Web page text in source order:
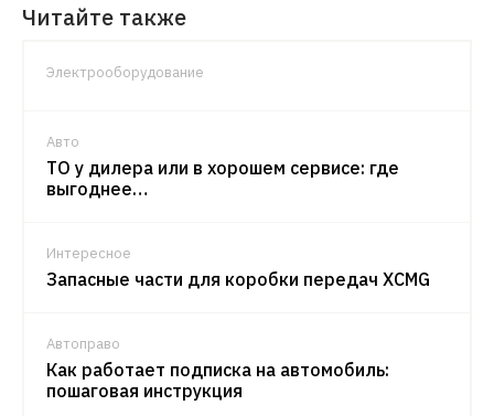
Читайте также
Электрооборудование
Авто
ТО у дилера или в хорошем сервисе: где
выгоднее…
Интересное
Запасные части для коробки передач XCMG
Автоправо
Как работает подписка на автомобиль:
пошаговая инструкция